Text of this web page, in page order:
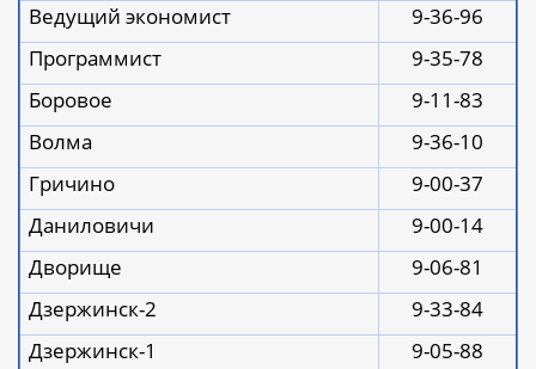
Ведущий экономист
9-36-96
Программист
9-35-78
Боровое
9-11-83
Волма
9-36-10
Гричино
9-00-37
Даниловичи
9-00-14
Дворище
9-06-81
Дзержинск-2
9-33-84
Дзержинск-1
9-05-88